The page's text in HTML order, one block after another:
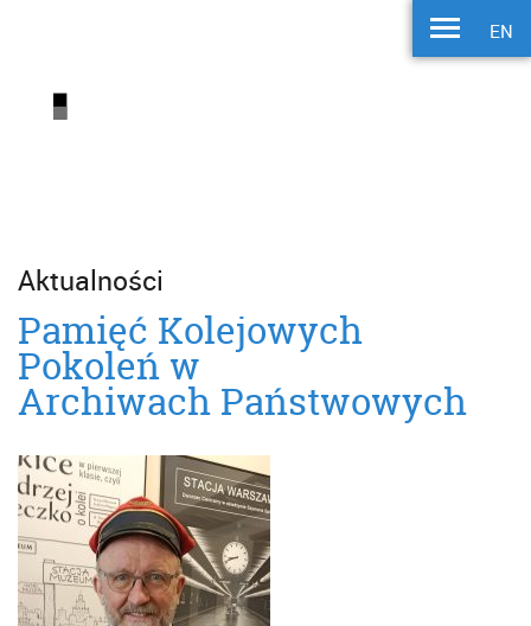
EN
Aktualności
Pamięć Kolejowych
Pokoleń w
Archiwach Państwowych